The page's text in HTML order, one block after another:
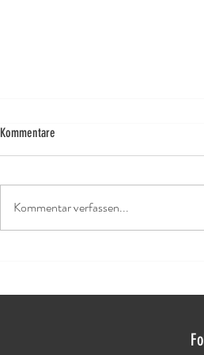
It’s the season!
Kommentare
Kommentar verfassen...